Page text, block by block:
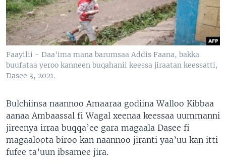
Faayilii - Daa'ima mana barumsaa Addis Faana, bakka
buufataa yeroo kanneen buqahanii keessa jiraatan keessatti,
Dasee 3, 2021.
Bulchiinsa naannoo Amaaraa godiina Walloo Kibbaa
aanaa Ambaassal fi Wagal xeenaa keessaa uummanni
jireenya irraa buqqa’ee gara magaala Dasee fi
magaaloota biroo kan naannoo jiranti yaa’uu kan itti
fufee ta’uun ibsamee jira.